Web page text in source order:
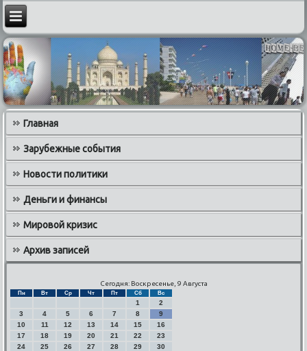
Главная
Зарубежные события
Новости политики
Деньги и финансы
Мировой кризис
Архив записей
Сегодня: Воскресенье, 9 Августа
Пн Вт Ср Чт Пт Сб Вс
1
2
3
4 5 6 7 8
9
10
11 12 13 14 15
16
17
18 19 20 21 22
23
24
25 26 27 28 29
30